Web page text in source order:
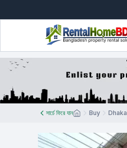
সার্চে ফিরে যান Buy Dhaka